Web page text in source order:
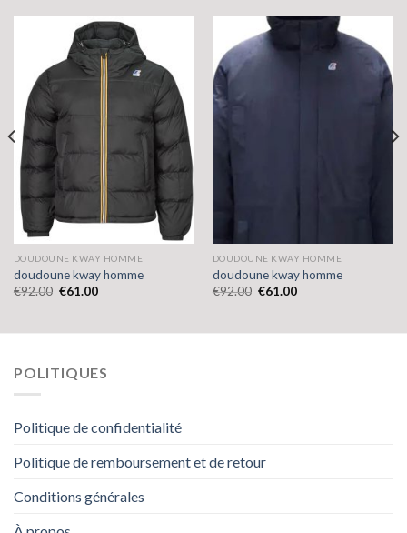
DOUDOUNE KWAY HOMME
doudoune kway homme
€92.00 €61.00
DOUDOUNE KWAY HOMME
doudoune kway homme
€92.00 €61.00
POLITIQUES
Politique de confidentialité
Politique de remboursement et de retour
Conditions générales